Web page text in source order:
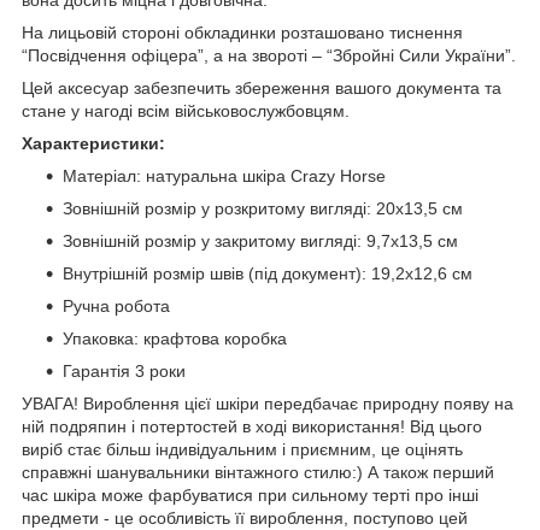
На лицьовій стороні обкладинки розташовано тиснення
“Посвідчення офіцера”, а на звороті – “Збройні Сили України”.
Цей аксесуар забезпечить збереження вашого документа та
стане у нагоді всім військовослужбовцям.
Характеристики:
Матеріал: натуральна шкіра Crazy Horse
Зовнішній розмір у розкритому вигляді: 20x13,5 см
Зовнішній розмір у закритому вигляді: 9,7x13,5 см
Внутрішній розмір швів (під документ): 19,2x12,6 см
Ручна робота
Упаковка: крафтова коробка
Гарантія 3 роки
УВАГА! Вироблення цієї шкіри передбачає природну появу на
ній подряпин і потертостей в ході використання! Від цього
виріб стає більш індивідуальним і приємним, це оцінять
справжні шанувальники вінтажного стилю:) А також перший
час шкіра може фарбуватися при сильному терті про інші
предмети - це особливість її вироблення, поступово цей